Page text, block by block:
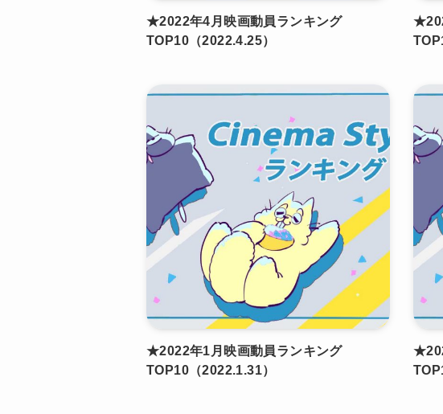
★2022年4月映画動員ランキング
TOP10（2022.4.25）
★2022年1月映画動員ランキング
TOP10（2022.1.31）